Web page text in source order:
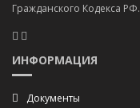
Гражданского Кодекса РФ.
ИНФОРМАЦИЯ
Документы